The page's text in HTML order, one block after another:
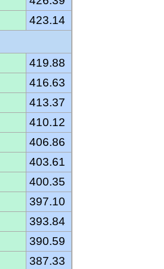
423.14
419.88
416.63
413.37
410.12
406.86
403.61
400.35
397.10
393.84
390.59
387.33